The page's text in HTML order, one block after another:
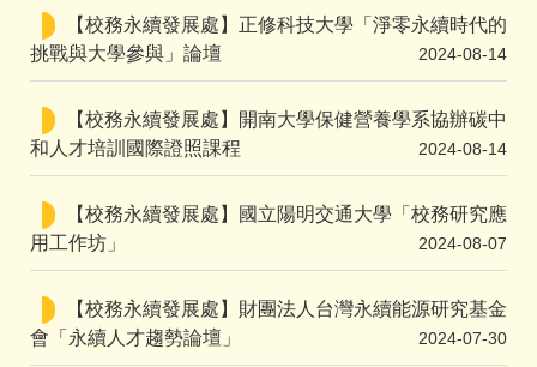
【校務永續發展處】正修科技大學「淨零永續時代的
挑戰與大學參與」論壇
2024-08-14
【校務永續發展處】開南大學保健營養學系協辦碳中
和人才培訓國際證照課程
2024-08-14
【校務永續發展處】國立陽明交通大學「校務研究應
用工作坊」
2024-08-07
【校務永續發展處】財團法人台灣永續能源研究基金
會「永續人才趨勢論壇」
2024-07-30